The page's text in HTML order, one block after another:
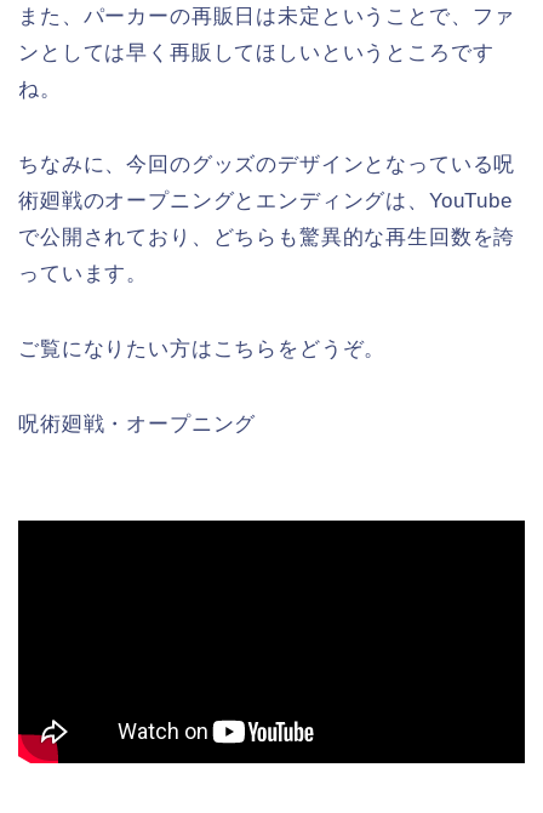
また、パーカーの再販日は未定ということで、ファ
ンとしては早く再販してほしいというところです
ね。
ちなみに、今回のグッズのデザインとなっている呪
術廻戦のオープニングとエンディングは、YouTube
で公開されており、どちらも驚異的な再生回数を誇
っています。
ご覧になりたい方はこちらをどうぞ。
呪術廻戦・オープニング